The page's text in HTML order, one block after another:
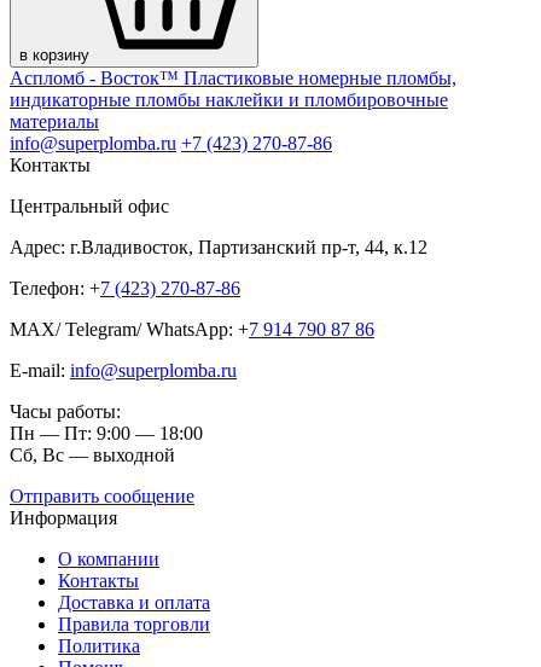
в корзину
Аспломб - Восток™ Пластиковые номерные пломбы,
индикаторные пломбы наклейки и пломбировочные
материалы
info@superplomba.ru +7 (423) 270-87-86
Контакты
Центральный офис
Адрес: г.Владивосток, Партизанский пр-т, 44, к.12
Телефон: +7 (423) 270-87-86
MAX/ Telegram/ WhatsApp: +7 914 790 87 86
E-mail: info@superplomba.ru
Часы работы:
Пн — Пт: 9:00 — 18:00
Сб, Вc — выходной
Отправить сообщение
Информация
О компании
Контакты
Доставка и оплата
Правила торговли
Политика